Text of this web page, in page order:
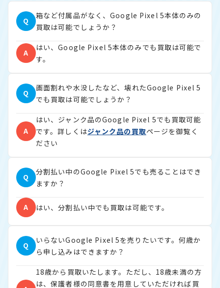
Q
箱など付属品がなく、Google Pixel 5本体のみの
買取は可能でしょうか？
A
はい、Google Pixel 5本体のみでも買取は可能で
す。
Q
画面割れや水没したなど、壊れたGoogle Pixel 5
でも買取は可能でしょうか？
A
はい、ジャンク品のGoogle Pixel 5でも買取可能
です。詳しくはジャンク品の買取ページを御覧く
ださい
Q
分割払い中のGoogle Pixel 5でも売ることはでき
ますか？
A はい、分割払い中でも買取は可能です。
Q
いらないGoogle Pixel 5を売りたいです。何歳か
ら申し込みはできますか？
18歳から買取いたします。ただし、18歳未満の方
は、保護者様の同意書を用意していただければ買